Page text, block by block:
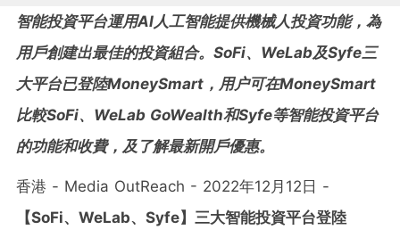
智能投資平台運用AI人工智能提供機械人投資功能，為
用戶創建出最佳的投資組合。SoFi、WeLab及Syfe三
大平台已登陸MoneySmart，用户可在MoneySmart
比較SoFi、WeLab GoWealth和Syfe等智能投資平台
的功能和收費，及了解最新開戶優惠。
香港 - Media OutReach - 2022年12月12日 -
【SoFi、 WeLab、 Syfe】三大智能投資平台登陸